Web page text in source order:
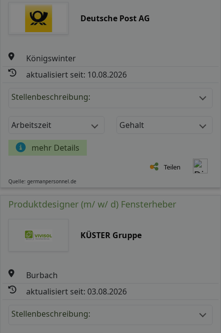
Deutsche Post AG
Königswinter
aktualisiert seit: 10.08.2026
Stellenbeschreibung:
Arbeitszeit Gehalt
mehr Details
Teilen
Quelle: germanpersonnel.de
Produktdesigner (m/ w/ d) Fensterheber
KÜSTER Gruppe
Burbach
aktualisiert seit: 03.08.2026
Stellenbeschreibung: